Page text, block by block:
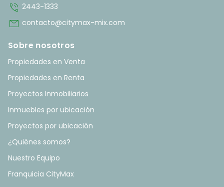
phone_in_talk 2443-1333
mail contacto@citymax-mix.com
Sobre nosotros
Propiedades en Venta
Propiedades en Renta
Proyectos Inmobiliarios
Inmuebles por ubicación
Proyectos por ubicación
¿Quiénes somos?
Nuestro Equipo
Franquicia CityMax